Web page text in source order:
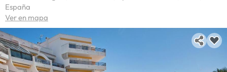
España
Ver en mapa